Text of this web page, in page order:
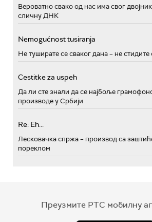
Вероватно свако од нас има свог
сличну ДНК
Nemogućnost tusiranja
Не туширате се сваког дана – не стидите
Cestitke za uspeh
Да ли сте знали да се најбоље
производе у Србији
Re: Eh...
Лесковачка спржа – производ са
пореклом
Преузмите РТС мобилну